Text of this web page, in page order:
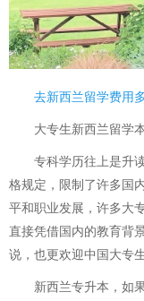
去新西兰留学费用
大专生新西兰留学本
专科学历往上是升读
格规定，限制了许多国
平和职业发展，许多大
直接凭借国内的教育背
说，也更欢迎中国大专
新西兰专升本，如果